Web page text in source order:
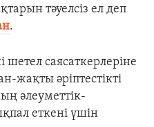
тәуелсіз ел деп
.
саясаткерлеріне
-жақты әріптестікті
әлеуметтік-
еткені үшін